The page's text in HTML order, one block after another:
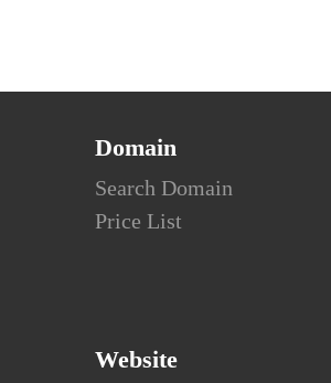
Domain
Search Domain
Price List
Website